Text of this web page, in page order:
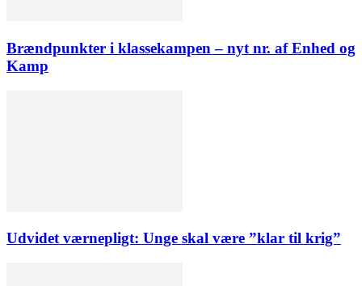
Brændpunkter i klassekampen – nyt nr. af Enhed og
Kamp
Udvidet værnepligt: Unge skal være ”klar til krig”